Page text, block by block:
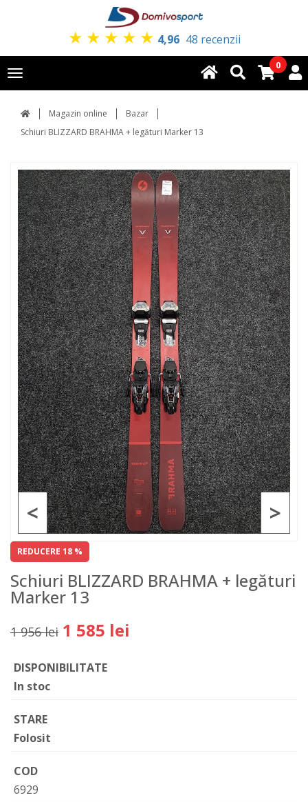
★ ★ ★ ★ ★ 4,96 48 recenzii
Toggle
navigation
0
Magazin online
Bazar
Schiuri BLIZZARD BRAHMA + legături Marker 13
>
<
REDUCERE 18 %
Schiuri BLIZZARD BRAHMA + legături
Marker 13
1 956 lei 1 585 lei
DISPONIBILITATE
In stoc
STARE
Folosit
COD
6929